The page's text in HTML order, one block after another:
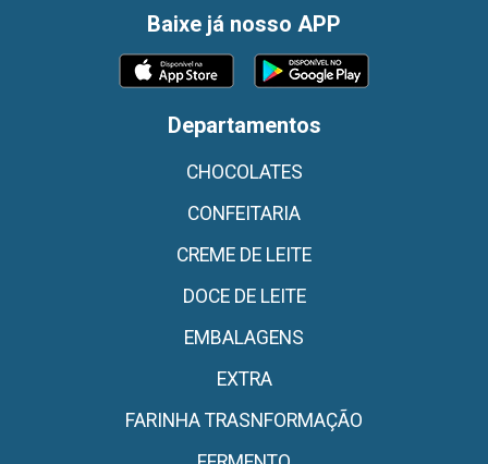
Baixe já nosso APP
Departamentos
CHOCOLATES
CONFEITARIA
CREME DE LEITE
DOCE DE LEITE
EMBALAGENS
EXTRA
FARINHA TRASNFORMAÇÃO